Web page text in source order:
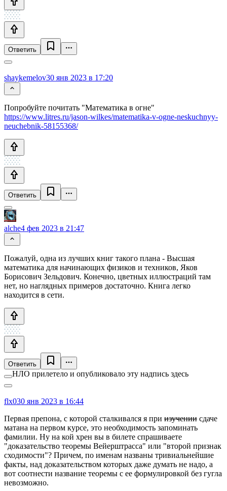
Ответить
shaykemelov30 янв 2023 в 17:20
Попробуйте почитать "Математика в огне"
https://www.litres.ru/jason-wilkes/matematika-v-ogne-neskuchnyy-
neuchebnik-58155368/
Ответить
alche4 фев 2023 в 21:47
Пожалуй, одна из лучших книг такого плана - Высшая
математика для начинающих физиков и техников, Яков
Борисович Зельдович. Конечно, цветных иллюстраций там
нет, но наглядных примеров достаточно. Книга легко
находится в сети.
Ответить
НЛО прилетело и опубликовало эту надпись здесь
flx030 янв 2023 в 16:44
Первая препона, с которой сталкивался я при изучении сдаче
матана на первом курсе, это необходимость запоминать
фамилии. Ну на кой хрен вы в билете спрашиваете
"доказательство теоремы Вейерштрасса" или "второй признак
сходимости"? Причем, по именам названы тривиальнейшие
факты, над доказательством которых даже думать не надо, а
вот соотнести название теоремы с ее формулировкой без гугла
невозможно.